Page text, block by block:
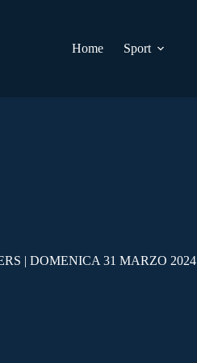
Home
Sport
| DOMENICA 31 MARZO 2024